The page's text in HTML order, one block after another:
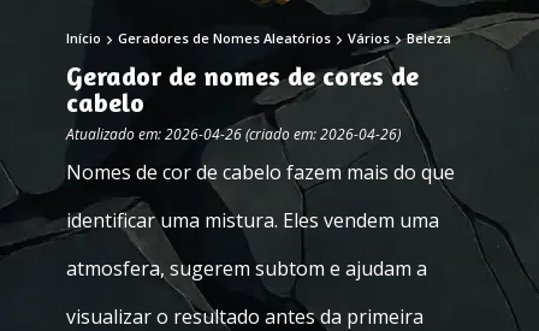
Início Geradores de Nomes Aleatórios Vários Beleza
Gerador de nomes de cores de
cabelo
Atualizado em: 2026-04-26 (criado em: 2026-04-26)
Nomes de cor de cabelo fazem mais do que
identificar uma mistura. Eles vendem uma
atmosfera, sugerem subtom e ajudam a
visualizar o resultado antes da primeira